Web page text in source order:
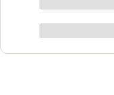
był to dla
trafiłam w
Katarzyna